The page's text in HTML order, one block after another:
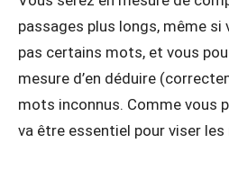
passages plus longs, même si
pas certains mots, et vous
mesure d’en déduire
mots inconnus. Comme vous
va être essentiel pour viser les